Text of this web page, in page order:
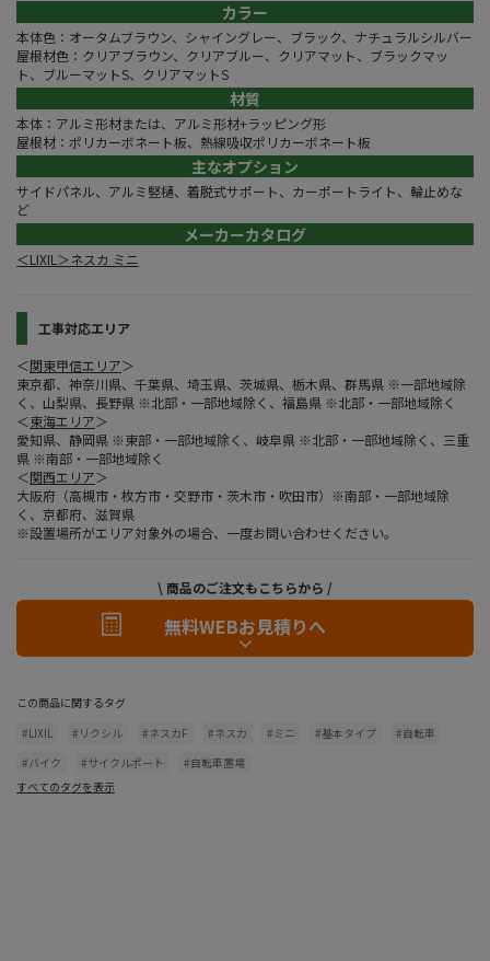
カラー
本体色：オータムブラウン、シャイングレー、ブラック、ナチュラルシルバー
屋根材色：クリアブラウン、クリアブルー、クリアマット、ブラックマッ
ト、ブルーマットS、クリアマットS
材質
本体：アルミ形材または、アルミ形材+ラッピング形
屋根材：ポリカーボネート板、熱線吸収ポリカーボネート板
主なオプション
サイドパネル、アルミ竪樋、着脱式サポート、カーポートライト、輪止めな
ど
メーカーカタログ
＜LIXIL＞ネスカ ミニ
工事対応エリア
＜関東甲信エリア＞
東京都、神奈川県、千葉県、埼玉県、茨城県、栃木県、群馬県 ※一部地域除
く、山梨県、長野県 ※北部・一部地域除く、福島県 ※北部・一部地域除く
＜東海エリア＞
愛知県、静岡県 ※東部・一部地域除く、岐阜県 ※北部・一部地域除く、三重
県 ※南部・一部地域除く
＜関西エリア＞
大阪府（高槻市・枚方市・交野市・茨木市・吹田市）※南部・一部地域除
く、京都府、滋賀県
※設置場所がエリア対象外の場合、一度お問い合わせください。
\ 商品のご注文もこちらから /
無料WEBお見積りへ
この商品に関するタグ
#LIXIL
#リクシル #ネスカF #ネスカ #ミニ #基本タイプ
#自転車
#バイク
#サイクルポート
#自転車置場
すべてのタグを表示